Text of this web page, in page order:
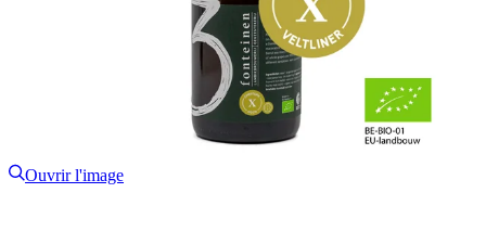
Ouvrir l'image